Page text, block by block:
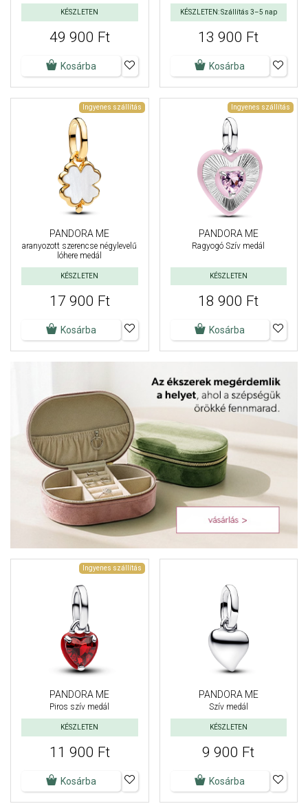
KÉSZLETEN
49 900 Ft
Kosárba
KÉSZLETEN: Szállítás 3–5 nap
13 900 Ft
Kosárba
Ingyenes szállítás
PANDORA ME
aranyozott szerencse négylevelű
lóhere medál
KÉSZLETEN
17 900 Ft
Kosárba
Ingyenes szállítás
PANDORA ME
Ragyogó Szív medál
KÉSZLETEN
18 900 Ft
Kosárba
Ingyenes szállítás
PANDORA ME
Piros szív medál
KÉSZLETEN
11 900 Ft
Kosárba
PANDORA ME
Szív medál
KÉSZLETEN
9 900 Ft
Kosárba